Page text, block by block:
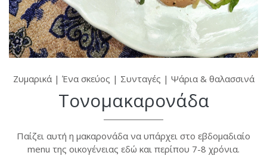
Ζυμαρικά| Ένα σκεύος | Συνταγές | Ψάρια & θαλασσινά
Τονομακαρονάδα
Παίζει αυτή η μακαρονάδα να υπάρχει στο εβδομαδιαίο
menu της οικογένειας εδώ και περίπου 7-8 χρόνια.